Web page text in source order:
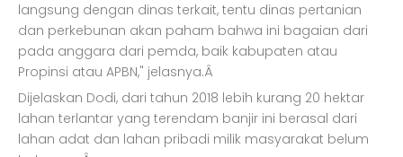
langsung dengan dinas terkait, tentu dinas pertanian
dan perkebunan akan paham bahwa ini bagaian dari
pada anggara dari pemda, baik kabupaten atau
Propinsi atau APBN," jelasnya.Â
Dijelaskan Dodi, dari tahun 2018 lebih kurang 20 hektar
lahan terlantar yang terendam banjir ini berasal dari
lahan adat dan lahan pribadi milik masyarakat belum